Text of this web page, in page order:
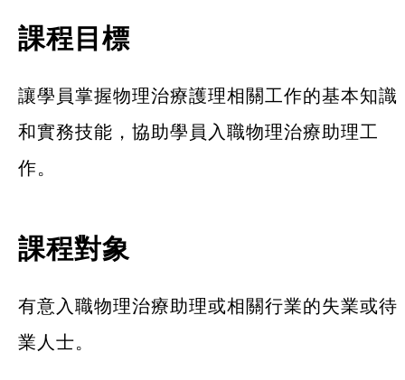
課程目標
讓學員掌握物理治療護理相關工作的基本知識
和實務技能，協助學員入職物理治療助理工
作。
課程對象
有意入職物理治療助理或相關行業的失業或待
業人士。